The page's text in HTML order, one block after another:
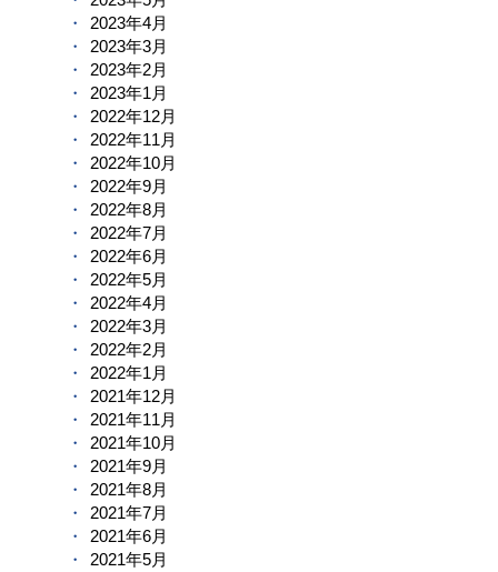
2023年4月
2023年3月
2023年2月
2023年1月
2022年12月
2022年11月
2022年10月
2022年9月
2022年8月
2022年7月
2022年6月
2022年5月
2022年4月
2022年3月
2022年2月
2022年1月
2021年12月
2021年11月
2021年10月
2021年9月
2021年8月
2021年7月
2021年6月
2021年5月